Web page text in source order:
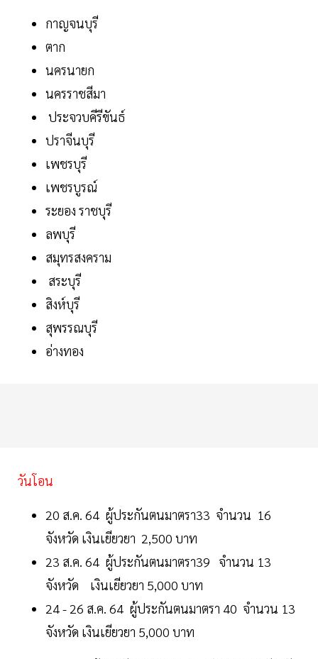
กาญจนบุรี
ตาก
นครนายก
นครราชสีมา
ประจวบคีรีขันธ์
ปราจีนบุรี
เพชรบุรี
เพชรบูรณ์
ระยอง ราชบุรี
ลพบุรี
สมุทรสงคราม
สระบุรี
สิงห์บุรี
สุพรรณบุรี
อ่างทอง
วันโอน
20 ส.ค. 64 ผู้ประกันตนมาตรา33 จำนวน 16
จังหวัด เงินเยียวยา 2,500 บาท
23 ส.ค. 64 ผู้ประกันตนมาตรา39 จำนวน 13
จังหวัด เงินเยียวยา 5,000 บาท
24 - 26 ส.ค. 64 ผู้ประกันตนมาตรา 40 จำนวน 13
จังหวัด เงินเยียวยา 5,000 บาท